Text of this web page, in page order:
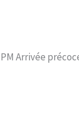
PM Arrivée